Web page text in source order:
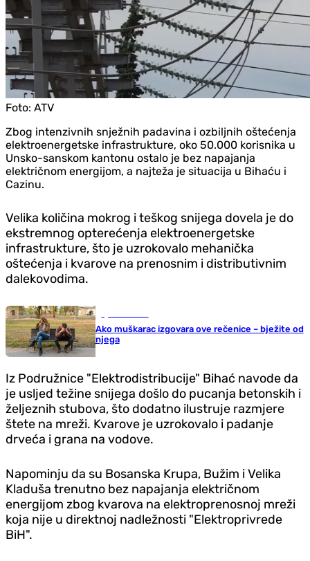
Foto: ATV
Zbog intenzivnih snježnih padavina i ozbiljnih oštećenja
elektroenergetske infrastrukture, oko 50.000 korisnika u
Unsko-sanskom kantonu ostalo je bez napajanja
električnom energijom, a najteža je situacija u Bihaću i
Cazinu.
Velika količina mokrog i teškog snijega dovela je do
ekstremnog opterećenja elektroenergetske
infrastrukture, što je uzrokovalo mehanička
oštećenja i kvarove na prenosnim i distributivnim
dalekovodima.
Ako muškarac izgovara ove rečenice – bježite od
njega
Iz Podružnice "Elektrodistribucije" Bihać navode da
je usljed težine snijega došlo do pucanja betonskih i
željeznih stubova, što dodatno ilustruje razmjere
štete na mreži. Kvarove je uzrokovalo i padanje
drveća i grana na vodove.
Napominju da su Bosanska Krupa, Bužim i Velika
Kladuša trenutno bez napajanja električnom
energijom zbog kvarova na elektroprenosnoj mreži
koja nije u direktnoj nadležnosti "Elektroprivrede
BiH".